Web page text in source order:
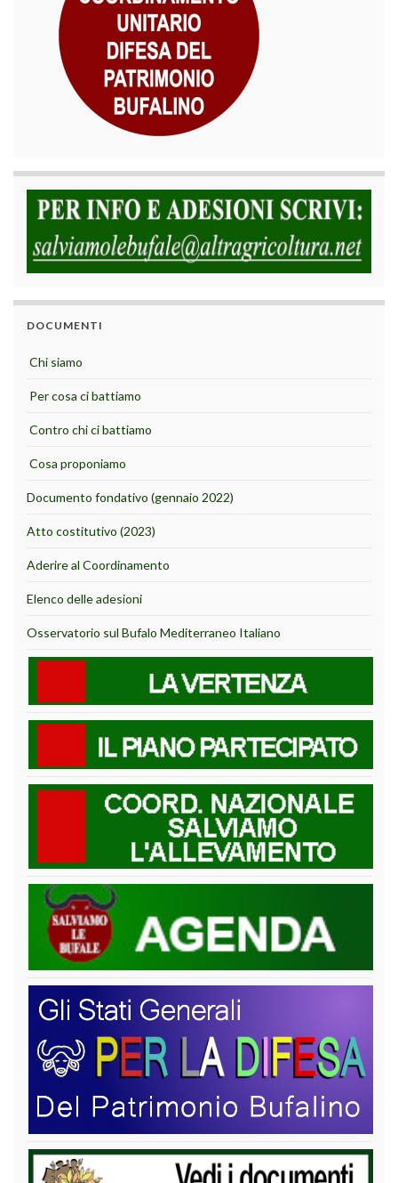
DOCUMENTI
Chi siamo
Per cosa ci battiamo
Contro chi ci battiamo
Cosa proponiamo
Documento fondativo (gennaio 2022)
Atto costitutivo (2023)
Aderire al Coordinamento
Elenco delle adesioni
Osservatorio sul Bufalo Mediterraneo Italiano